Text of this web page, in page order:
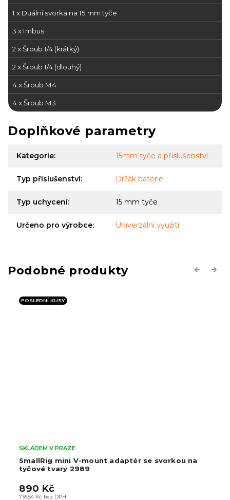
1 x Duální svorka na 15 mm tyče
3 x Imbus
2 x Šroub 1/4 (krátký)
2 x Šroub 1/4 (dlouhý)
4 x Šroub M4
4 x Šroub M3
Doplňkové parametry
Kategorie: 15mm tyče a příslušenství
Typ příslušenství: Držák baterie
Typ uchycení: 15 mm tyče
Určeno pro výrobce: Univerzální využití
Previous
POSLEDNÍ KUSY
SmallRig mini V-mount adaptér se svorkou na
tyčové tvary 2989
SKLADEM V PRAZE
735,54 Kč bez DPH
890 Kč
Next